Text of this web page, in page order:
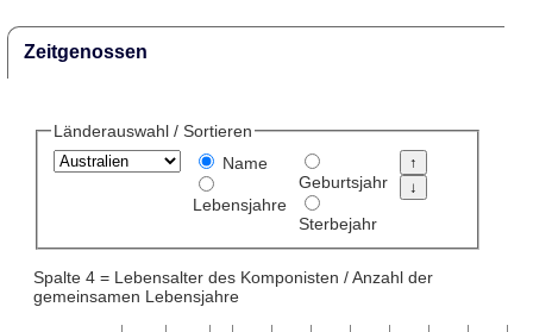
Zeitgenossen
Länderauswahl / Sortieren
Name
Lebensjahre
Geburtsjahr
Sterbejahr
Spalte 4 = Lebensalter des Komponisten / Anzahl der
gemeinsamen Lebensjahre